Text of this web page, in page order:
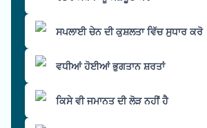
ਸਪਲਾਈ ਚੇਨ ਦੀ ਕੁਸ਼ਲਤਾ ਵਿੱਚ ਸੁਧਾਰ ਕਰੋ
ਵਧੀਆਂ ਹੋਈਆਂ ਭੁਗਤਾਨ ਸ਼ਰਤਾਂ
ਕਿਸੇ ਵੀ ਜਮਾਨਤ ਦੀ ਲੋੜ ਨਹੀਂ ਹੈ